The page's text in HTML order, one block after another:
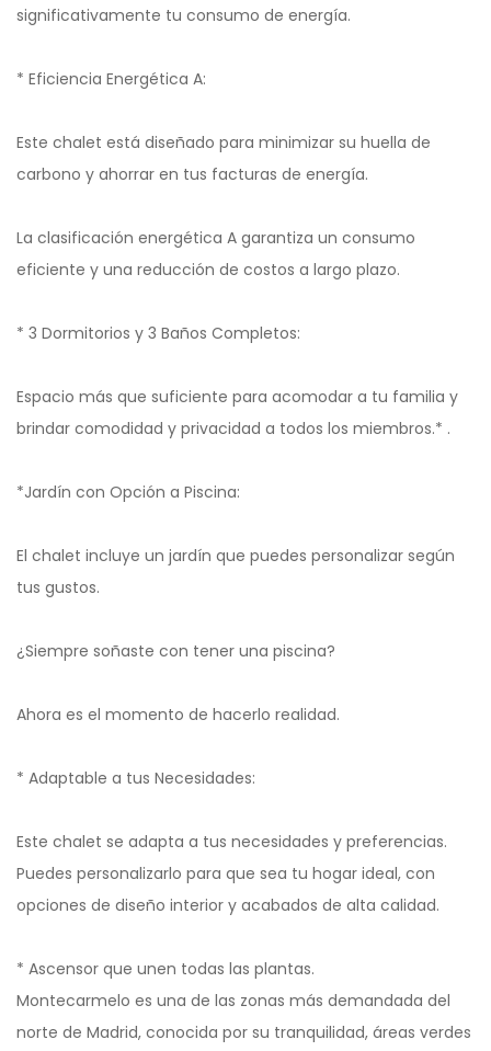
significativamente tu consumo de energía.
* Eficiencia Energética A:
Este chalet está diseñado para minimizar su huella de
carbono y ahorrar en tus facturas de energía.
La clasificación energética A garantiza un consumo
eficiente y una reducción de costos a largo plazo.
* 3 Dormitorios y 3 Baños Completos:
Espacio más que suficiente para acomodar a tu familia y
brindar comodidad y privacidad a todos los miembros.* .
*Jardín con Opción a Piscina:
El chalet incluye un jardín que puedes personalizar según
tus gustos.
¿Siempre soñaste con tener una piscina?
Ahora es el momento de hacerlo realidad.
* Adaptable a tus Necesidades:
Este chalet se adapta a tus necesidades y preferencias.
Puedes personalizarlo para que sea tu hogar ideal, con
opciones de diseño interior y acabados de alta calidad.
* Ascensor que unen todas las plantas.
Montecarmelo es una de las zonas más demandada del
norte de Madrid, conocida por su tranquilidad, áreas verdes